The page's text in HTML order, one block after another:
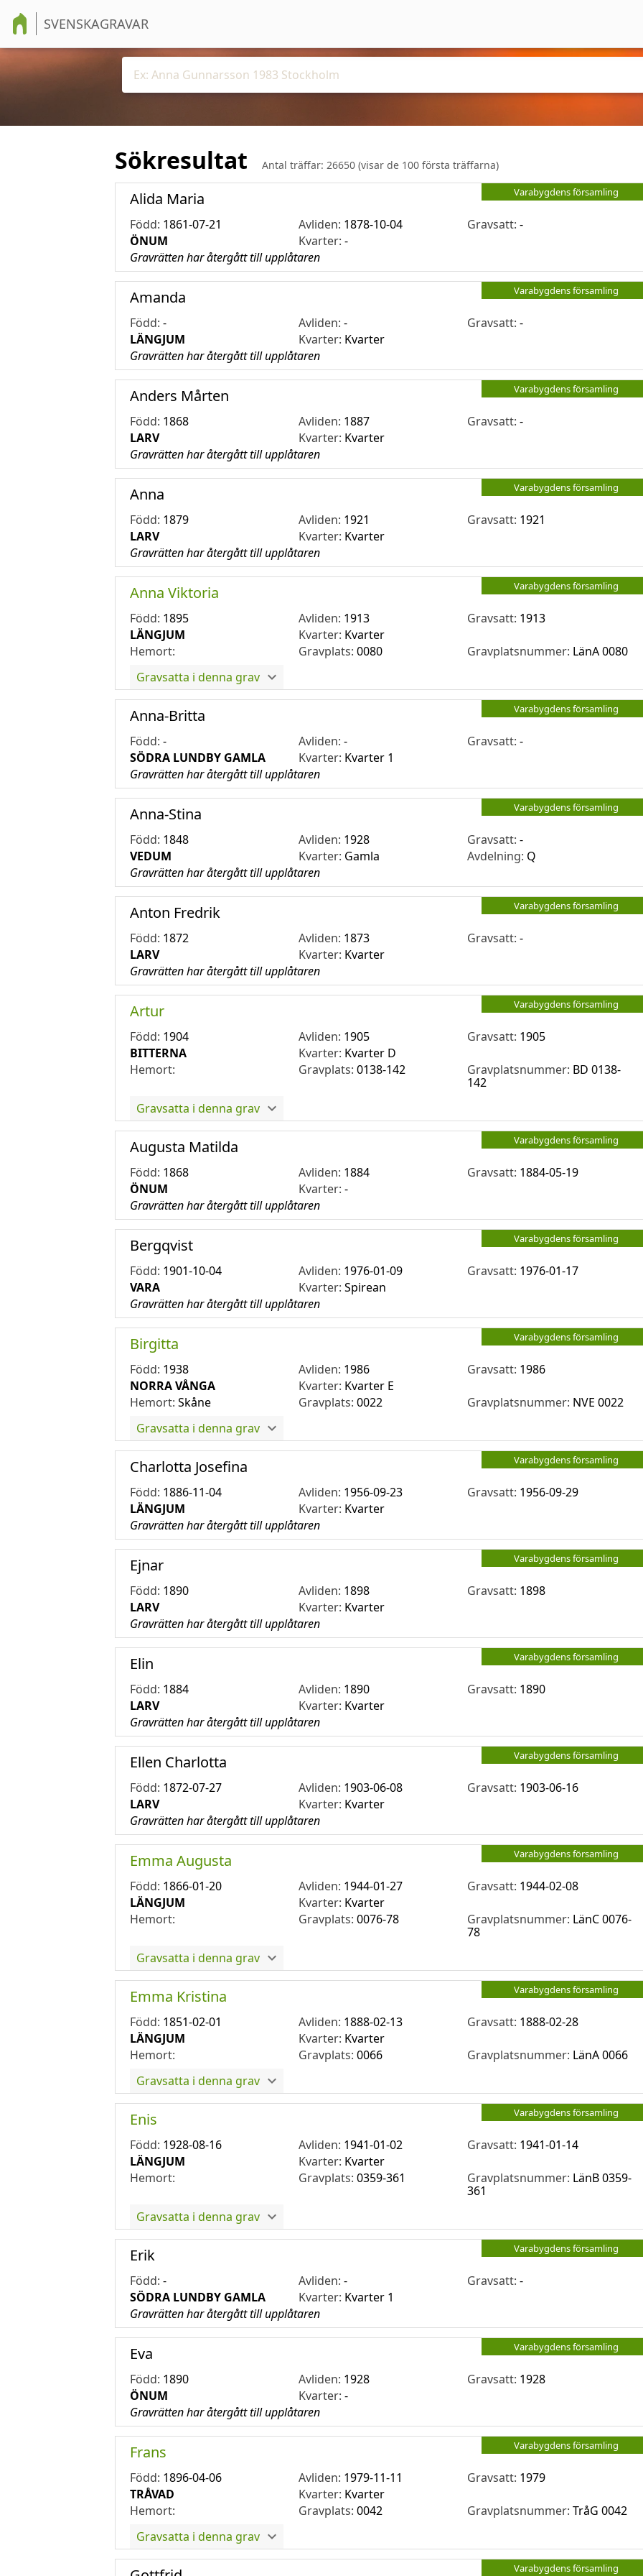
SVENSKAGRAVAR
Sökresultat Antal träffar: 26650 (visar de 100 första träffarna)
Varabygdens församling
Alida Maria
Född: 1861-07-21 Avliden: 1878-10-04 Gravsatt:-
ÖNUM
Kvarter:-
Gravrätten har återgått till upplåtaren
Varabygdens församling
Amanda
Född: - Avliden:- Gravsatt:-
LÄNGJUM
Kvarter: Kvarter
Gravrätten har återgått till upplåtaren
Varabygdens församling
Anders Mårten
Född: 1868 Avliden: 1887 Gravsatt:-
LARV
Kvarter: Kvarter
Gravrätten har återgått till upplåtaren
Varabygdens församling
Anna
Född: 1879 Avliden: 1921 Gravsatt: 1921
LARV
Kvarter: Kvarter
Gravrätten har återgått till upplåtaren
Varabygdens församling
Anna Viktoria
Född: 1895 Avliden: 1913 Gravsatt: 1913
LÄNGJUM
Kvarter: Kvarter
Hemort:
Gravplats:0080 Gravplatsnummer: LänA 0080
Gravsatta i denna grav
Varabygdens församling
Anna-Britta
Född: - Avliden:- Gravsatt:-
SÖDRA LUNDBY GAMLA
Kvarter: Kvarter 1
Gravrätten har återgått till upplåtaren
Varabygdens församling
Anna-Stina
Född: 1848 Avliden: 1928 Gravsatt:-
VEDUM
Kvarter: Gamla Avdelning: Q
Gravrätten har återgått till upplåtaren
Varabygdens församling
Anton Fredrik
Född: 1872 Avliden: 1873 Gravsatt:-
LARV
Kvarter: Kvarter
Gravrätten har återgått till upplåtaren
Varabygdens församling
Artur
Född: 1904 Avliden: 1905 Gravsatt: 1905
BITTERNA
Kvarter: Kvarter D
Hemort:
Gravplats:0138-142 Gravplatsnummer: BD 0138-
142
Gravsatta i denna grav
Varabygdens församling
Augusta Matilda
Född: 1868 Avliden: 1884 Gravsatt: 1884-05-19
ÖNUM
Kvarter:-
Gravrätten har återgått till upplåtaren
Varabygdens församling
Bergqvist
Född: 1901-10-04 Avliden: 1976-01-09 Gravsatt: 1976-01-17
VARA
Kvarter:Spirean
Gravrätten har återgått till upplåtaren
Varabygdens församling
Birgitta
Född: 1938 Avliden: 1986 Gravsatt: 1986
NORRA VÅNGA
Kvarter: Kvarter E
Hemort: Skåne Gravplats:0022 Gravplatsnummer: NVE 0022
Gravsatta i denna grav
Varabygdens församling
Charlotta Josefina
Född: 1886-11-04 Avliden: 1956-09-23 Gravsatt: 1956-09-29
LÄNGJUM
Kvarter: Kvarter
Gravrätten har återgått till upplåtaren
Varabygdens församling
Ejnar
Född: 1890 Avliden: 1898 Gravsatt: 1898
LARV
Kvarter: Kvarter
Gravrätten har återgått till upplåtaren
Varabygdens församling
Elin
Född: 1884 Avliden: 1890 Gravsatt: 1890
LARV
Kvarter: Kvarter
Gravrätten har återgått till upplåtaren
Varabygdens församling
Ellen Charlotta
Född: 1872-07-27 Avliden: 1903-06-08 Gravsatt: 1903-06-16
LARV
Kvarter: Kvarter
Gravrätten har återgått till upplåtaren
Varabygdens församling
Emma Augusta
Född: 1866-01-20 Avliden: 1944-01-27 Gravsatt: 1944-02-08
LÄNGJUM
Kvarter: Kvarter
Hemort:
Gravplats:0076-78 Gravplatsnummer: LänC 0076-
78
Gravsatta i denna grav
Varabygdens församling
Emma Kristina
Född: 1851-02-01 Avliden: 1888-02-13 Gravsatt: 1888-02-28
LÄNGJUM
Kvarter: Kvarter
Hemort:
Gravplats:0066 Gravplatsnummer: LänA 0066
Gravsatta i denna grav
Varabygdens församling
Enis
Född: 1928-08-16 Avliden: 1941-01-02 Gravsatt: 1941-01-14
LÄNGJUM
Kvarter: Kvarter
Hemort:
Gravplats:0359-361 Gravplatsnummer: LänB 0359-
361
Gravsatta i denna grav
Varabygdens församling
Erik
Född: - Avliden:- Gravsatt:-
SÖDRA LUNDBY GAMLA
Kvarter: Kvarter 1
Gravrätten har återgått till upplåtaren
Varabygdens församling
Eva
Född: 1890 Avliden: 1928 Gravsatt: 1928
ÖNUM
Kvarter:-
Gravrätten har återgått till upplåtaren
Varabygdens församling
Frans
Född: 1896-04-06 Avliden: 1979-11-11 Gravsatt: 1979
TRÅVAD
Kvarter: Kvarter
Hemort:
Gravplats:0042 Gravplatsnummer: TråG 0042
Gravsatta i denna grav
Varabygdens församling